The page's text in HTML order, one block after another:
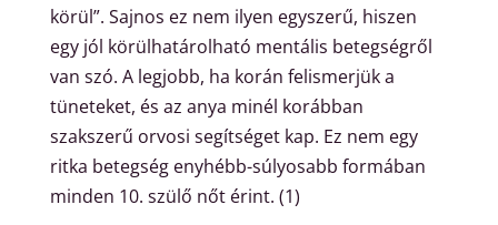
körül”. Sajnos ez nem ilyen egyszerű, hiszen
egy jól körülhatárolható mentális betegségről
van szó. A legjobb, ha korán felismerjük a
tüneteket, és az anya minél korábban
szakszerű orvosi segítséget kap. Ez nem egy
ritka betegség enyhébb-súlyosabb formában
minden 10. szülő nőt érint. (1)